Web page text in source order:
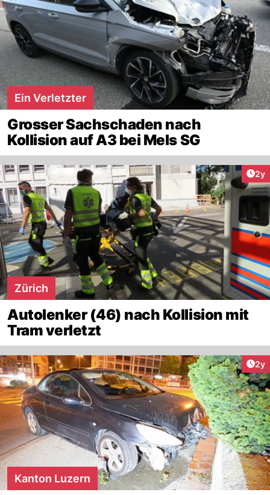
Ein Verletzter
Grosser Sachschaden nach
Kollision auf A3 bei Mels SG
2y
Zürich
Autolenker (46) nach Kollision mit
Tram verletzt
2y
Kanton Luzern